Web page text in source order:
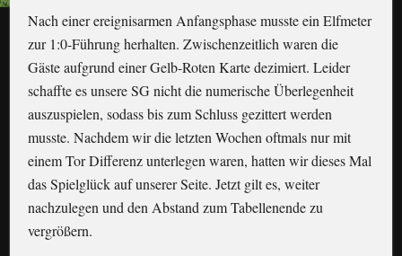
Nach einer ereignisarmen Anfangsphase musste ein Elfmeter
zur 1:0-Führung herhalten. Zwischenzeitlich waren die
Gäste aufgrund einer Gelb-Roten Karte dezimiert. Leider
schaffte es unsere SG nicht die numerische Überlegenheit
auszuspielen, sodass bis zum Schluss gezittert werden
musste. Nachdem wir die letzten Wochen oftmals nur mit
einem Tor Differenz unterlegen waren, hatten wir dieses Mal
das Spielglück auf unserer Seite. Jetzt gilt es, weiter
nachzulegen und den Abstand zum Tabellenende zu
vergrößern.